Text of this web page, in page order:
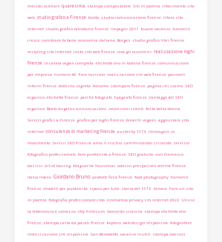
meister eckhart quaresima stampa compostabile Siti in Joomla rifacimento sito
web studio grafico a Firenze Giotto studio comunicazione firenze rifare sito
internet studio grafico vetrofanie firenze impegni 2017 buone vacanze hamelin
cresce cambiare fa bene economia italiana Borges studio grafico libri firenze
restyling sito internet costo sito web firenze viva gli eccentrici realizzazione loghi
firenze insalata vegan completa etichette olio in bobina firenze comunicazione
per impresa numero 40 Fare turismo realizzazione siti web firenze pannelli
interni firenze dottrina segreta Abramo stampare firenze pagina chi siamo SEO
organico etichette firenze perchè fotografo tipografo firenze Vantaggi del SEO
organico Beato Angelico annunciazioni recensioni clienti festa della donna
Servizi grafici a Firenze grafico per loghi firenze Gnocchi vegani aggiustare sito
internet consulenze di marketing firenze austerity 1973 Immagini in
movimento Servizi SEO Firenze ama il rischio camminando crisalide servizio
fotografico professionale fare pubblicità a firenze SEO gratuito san francesco
dassisi art of loosing Maguerite Yourcenar adesivi prespaziati vetrine firenze
italia libera Giordano Bruno prodotti fiera firenze food photography hamelin
firenze modelli per pubblicità riposo per tutti storia del 1973 Seneca Fare un sito
in Joomla fotografia professionale cibo nromativa privacy siti internet 2022 Ulisse
la letteratura è salvezza etty hillesum leonardo sciascia stampa etichette olio
firenze stampa carta da parati firenze keplero web design responsive fotografare
indicizzazione siti responsive San Benedetto vacanze inutili stampa low cost